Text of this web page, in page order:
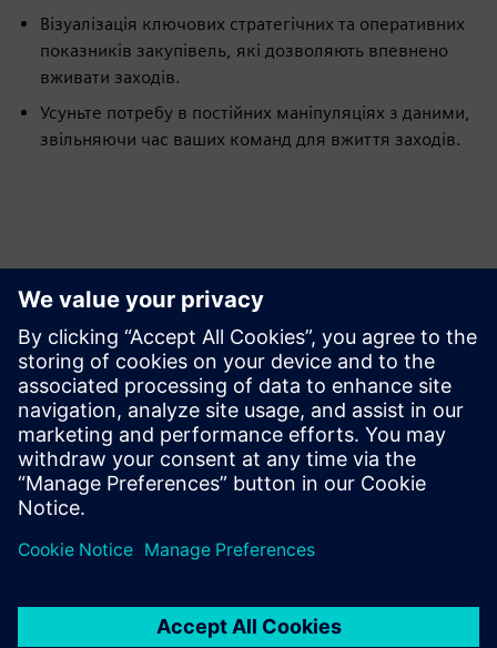
Візуалізація ключових стратегічних та оперативних
показників закупівель, які дозволяють впевнено
вживати заходів.
Усуньте потребу в постійних маніпуляціях з даними,
звільняючи час ваших команд для вжиття заходів.
Ресурси й супутні
продукти
Передумови
жоден